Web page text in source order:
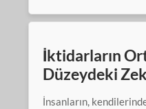
İktidarların
Düzeydeki
İnsanların,